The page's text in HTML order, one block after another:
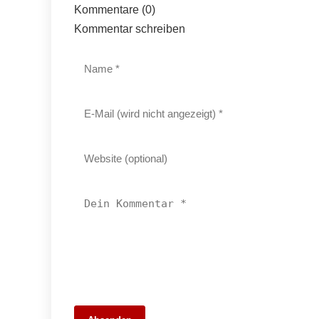
Kommentare (0)
Kommentar schreiben